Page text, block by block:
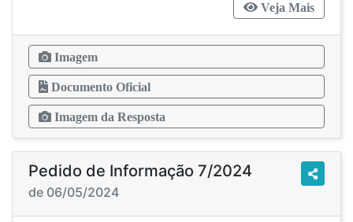
Veja Mais
Imagem
Documento Oficial
Imagem da Resposta
Pedido de Informação 7/2024
de 06/05/2024